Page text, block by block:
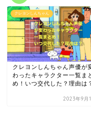
クレヨンしんちゃん
クレヨンしんちゃん声優が
わったキャラクター一覧ま
め！いつ交代した？理由は
2023年9月